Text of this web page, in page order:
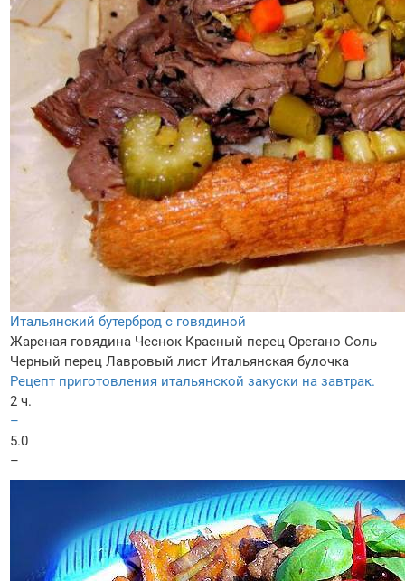
Итальянский бутерброд с говядиной
Жареная говядина Чеснок Красный перец Орегано Соль
Черный перец Лавровый лист Итальянская булочка
Рецепт приготовления итальянской закуски на завтрак.
2 ч.
–
5.0
–